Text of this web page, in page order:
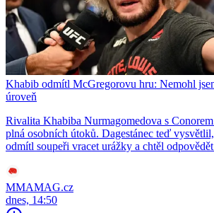
Khabib odmítl McGregorovu hru: Nemohl
úroveň
Rivalita Khabiba Nurmagomedova s
plná osobních útoků. Dagestánec teď
odmítl soupeři vracet urážky a chtěl
MMAMAG.cz
dnes, 14:50